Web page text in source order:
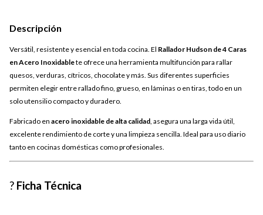
Descripción
Versátil, resistente y esencial en toda cocina. El Rallador Hudson de 4 Caras
en Acero Inoxidablete ofrece una herramienta multifunción para rallar
quesos, verduras, cítricos, chocolate y más. Sus diferentes superficies
permiten elegir entre rallado fino, grueso, en láminas o en tiras, todo en un
solo utensilio compacto y duradero.
Fabricado en acero inoxidable de alta calidad, asegura una larga vida útil,
excelente rendimiento de corte y una limpieza sencilla. Ideal para uso diario
tanto en cocinas domésticas como profesionales.
? Ficha Técnica